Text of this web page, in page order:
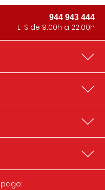
944 943 444
L-S de 9:00h a 22:00h